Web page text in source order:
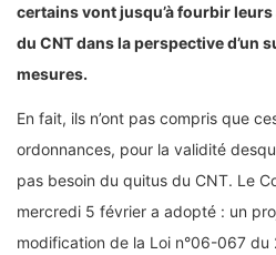
certains vont jusqu’à fourbir
du CNT dans la perspective d’un
mesures.
En fait, ils n’ont pas compris que
ordonnances, pour la validité
pas besoin du quitus du CNT. Le
mercredi 5 février a adopté : un
modification de la Loi n°06-067